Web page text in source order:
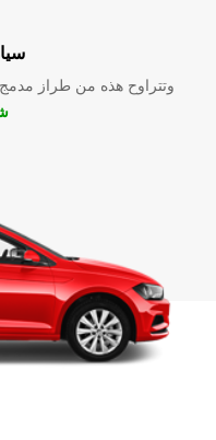
وتتراوح هذه من طراز